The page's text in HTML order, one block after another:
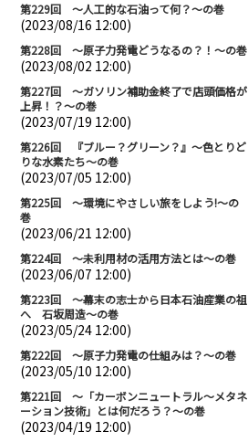
第229回 ～人工的な石油って何？～の巻
(2023/08/16 12:00)
第228回 ～原子力発電どうなるの？！～の巻
(2023/08/02 12:00)
第227回 ～ガソリン補助金終了で店頭価格が
上昇！？～の巻
(2023/07/19 12:00)
第226回 『ブルー？グリーン？』～色とりど
りな水素たち～の巻
(2023/07/05 12:00)
第225回 ～環境にやさしい旅をしよう!～の
巻
(2023/06/21 12:00)
第224回 ～未利用材の活用方法とは～の巻
(2023/06/07 12:00)
第223回 ～幕末の志士から日本石油産業の祖
へ 石坂周造～の巻
(2023/05/24 12:00)
第222回 ～原子力発電の仕組みは？～の巻
(2023/05/10 12:00)
第221回 ～「カーボンニュートラル～メタネ
ーション技術」とは何だろう？～の巻
(2023/04/19 12:00)